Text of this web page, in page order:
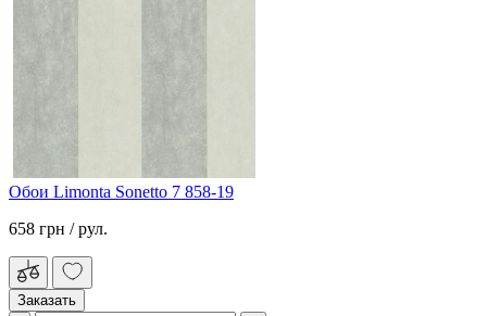
Обои Limonta Sonetto 7 858-19
658 грн / рул.
Заказать